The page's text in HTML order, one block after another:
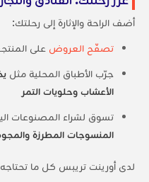
أضف الراحة والإثارة إلى رحلتك:
تصفّح العروض على
جرّب الأطباق المحلية مثل
الأعشاب وحلويات التمر
تسوق لشراء المصنوعات
المنسوجات المطرزة
لدى أورينت تريبس كل ما